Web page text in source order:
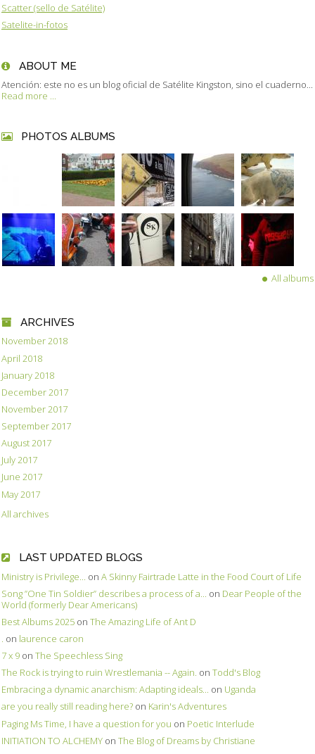
Scatter (sello de Satélite)
Satelite-in-fotos
ABOUT ME
Atención: este no es un blog oficial de Satélite Kingston, sino el cuaderno...
Read more ...
PHOTOS ALBUMS
All albums
ARCHIVES
November 2018
April 2018
January 2018
December 2017
November 2017
September 2017
August 2017
July 2017
June 2017
May 2017
All archives
LAST UPDATED BLOGS
Ministry is Privilege... on A Skinny Fairtrade Latte in the Food Court of Life
Song ”One Tin Soldier” describes a process of a... on Dear People of the
World (formerly Dear Americans)
Best Albums 2025 on The Amazing Life of Ant D
. on laurence caron
7 x 9 on The Speechless Sing
The Rock is trying to ruin Wrestlemania -- Again. on Todd's Blog
Embracing a dynamic anarchism: Adapting ideals... on Uganda
are you really still reading here? on Karin's Adventures
Paging Ms Time, I have a question for you on Poetic Interlude
INITIATION TO ALCHEMY on The Blog of Dreams by Christiane